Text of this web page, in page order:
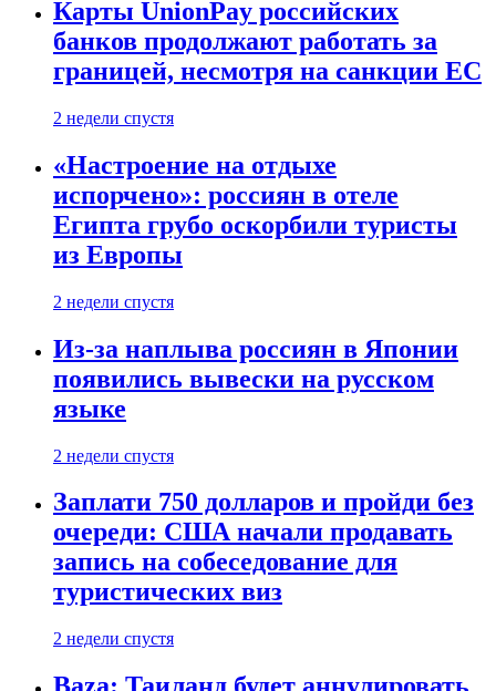
Карты UnionPay российских
банков продолжают работать за
границей, несмотря на санкции ЕС
2 недели спустя
«Настроение на отдыхе
испорчено»: россиян в отеле
Египта грубо оскорбили туристы
из Европы
2 недели спустя
Из-за наплыва россиян в Японии
появились вывески на русском
языке
2 недели спустя
Заплати 750 долларов и пройди без
очереди: США начали продавать
запись на собеседование для
туристических виз
2 недели спустя